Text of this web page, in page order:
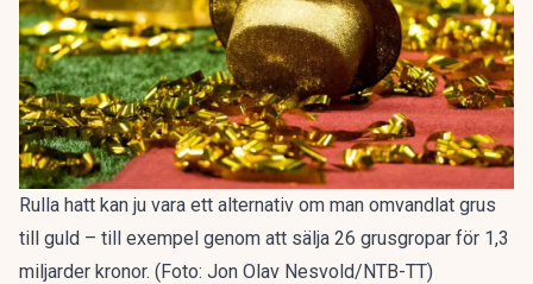
Rulla hatt kan ju vara ett alternativ om man omvandlat grus
till guld – till exempel genom att sälja 26 grusgropar för 1,3
miljarder kronor. (Foto: Jon Olav Nesvold/NTB-TT)